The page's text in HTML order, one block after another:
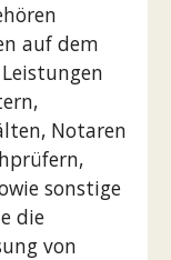
auf dem
Notaren
sonstige
die
von